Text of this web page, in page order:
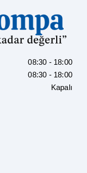
08:30 - 18:00
08:30 - 18:00
Kapalı